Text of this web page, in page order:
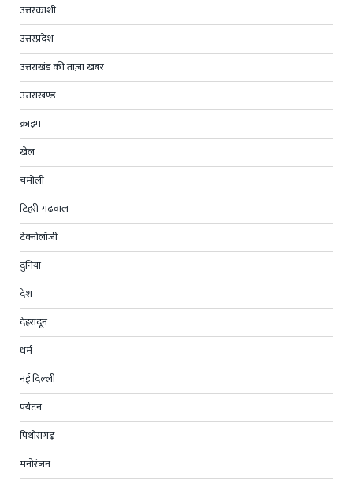
उत्तरकाशी
उत्तरप्रदेश
उत्तराखंड की ताज़ा खबर
उत्तराखण्ड
क्राइम
खेल
चमोली
टिहरी गढ़वाल
टेक्नोलॉजी
दुनिया
देश
देहरादून
धर्म
नई दिल्ली
पर्यटन
पिथोरागढ़
मनोरंजन